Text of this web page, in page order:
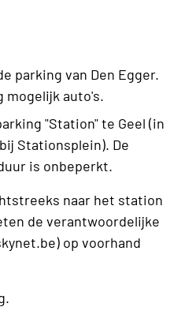
parking van Den Egger.
mogelijk auto's.
"Station" te Geel (in
Stationsplein). De
is onbeperkt.
naar het station
de verantwoordelijke
op voorhand